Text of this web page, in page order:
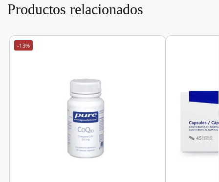
Productos relacionados
-13%